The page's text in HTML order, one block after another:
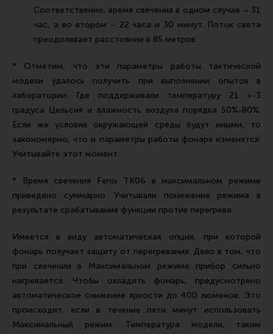
Соответственно, время свечения в одном случае – 31
час, а во втором – 22 часа и 30 минут. Поток света
преодолевает расстояние в 85 метров.
* Отметим, что эти параметры работы тактической
модели удалось получить при выполнении опытов в
лаборатории. Где поддерживали температуру 21 +-3
градуса Цельсия и влажность воздуха порядка 50%-80%.
Если же условия окружающей среды будут иными, то
закономерно, что и параметры работы фонаря изменятся.
Учитывайте этот момент.
* Время свечения Fenix TK06 в максимальном режиме
приведено суммарно. Учитывали понижение режима в
результате срабатывания функции против перегрева.
Имеется в виду автоматическая опция, при которой
фонарь получает защиту от перегревания. Дело в том, что
при свечении в Максимальном режиме прибор сильно
нагревается. Чтобы охладить фонарь, предусмотрено
автоматическое снижение яркости до 400 люменов. Это
происходит, если в течение пяти минут использовать
Максимальный режим. Температура модели, таким